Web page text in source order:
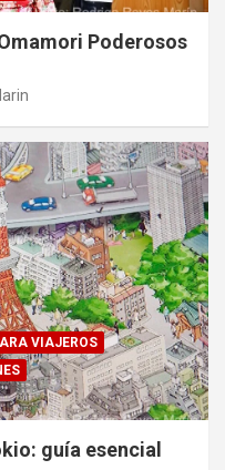
Poderosos
VIAJEROS
guía esencial